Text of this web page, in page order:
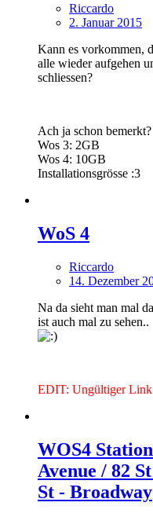
Riccardo
2. Januar 2015
Kann es vorkommen,
alle wieder aufgehen
schliessen?
Ach ja schon bemerkt?
Wos 3: 2GB
Wos 4: 10GB
Installationsgrösse :3
WoS 4
Riccardo
14. Dezember
Na da sieht man mal
ist auch mal zu sehen..
EDIT: Ungültiger Link
WOS4
Avenue / 82
St - Broadway